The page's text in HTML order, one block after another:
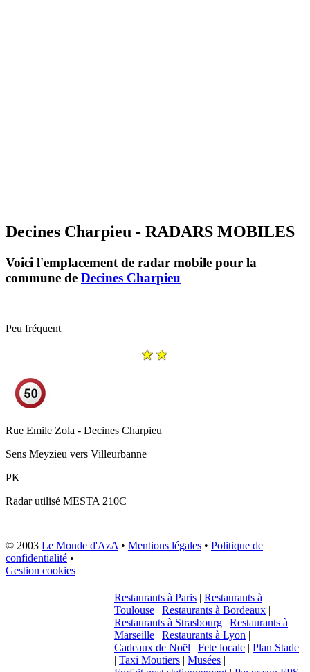
Decines Charpieu - RADARS MOBILES
Voici l'emplacement de radar mobile pour la
commune de Decines Charpieu
Peu fréquent
Rue Emile Zola - Decines Charpieu
Sens Meyzieu vers Villeurbanne
PK
Radar utilisé MESTA 210C
© 2003 Le Monde d'AzA • Mentions légales • Politique de
confidentialité •
Gestion cookies
Restaurants à Paris | Restaurants à
Toulouse | Restaurants à Bordeaux |
Restaurants à Strasbourg | Restaurants à
Marseille | Restaurants à Lyon |
Cadeaux de Noël | Fete locale | Plan Stade
| Taxi Moutiers | Musées |